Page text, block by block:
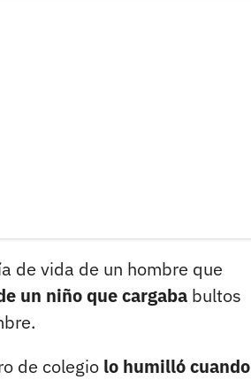
de vida de un hombre que
un niño que cargaba bultos
de colegio lo humilló cuando